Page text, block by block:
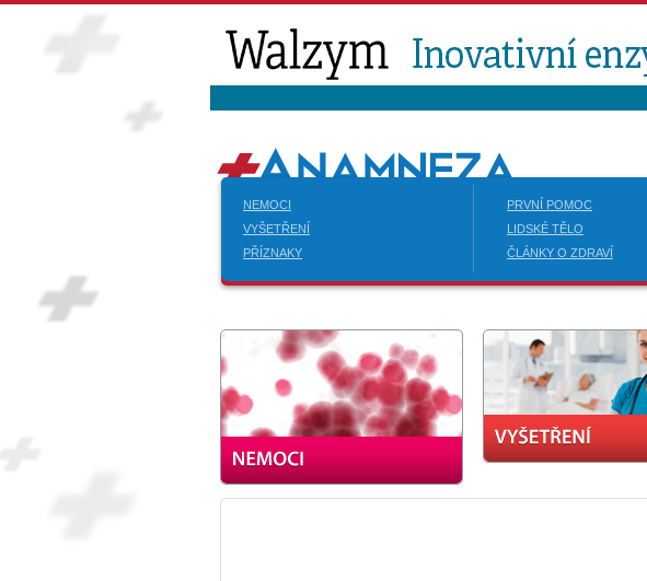
NEMOCI
VYŠETŘENÍ
PŘÍZNAKY
PRVNÍ POMOC
LIDSKÉ TĚLO
ČLÁNKY O ZDRAVÍ